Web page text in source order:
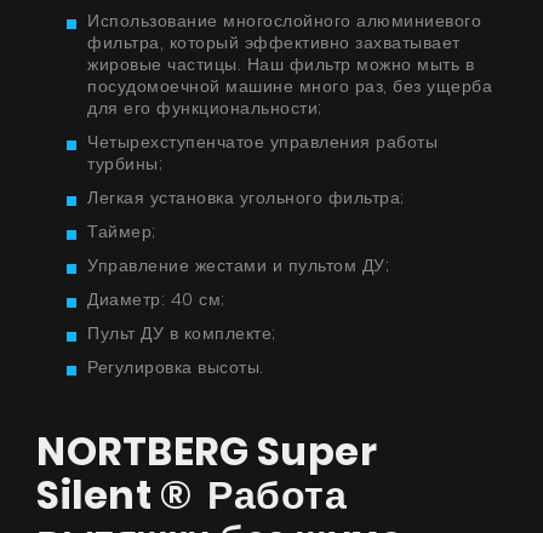
Использование многослойного алюминиевого
фильтра, который эффективно захватывает
жировые частицы. Наш фильтр можно мыть в
посудомоечной машине много раз, без ущерба
для его функциональности;
Четырехступенчатое управления работы
турбины;
Легкая установка угольного фильтра;
Таймер;
Управление жестами и пультом ДУ;
Диаметр: 40 см;
Пульт ДУ в комплекте;
Регулировка высоты.
NORTBERG Super
Silent ® Работа